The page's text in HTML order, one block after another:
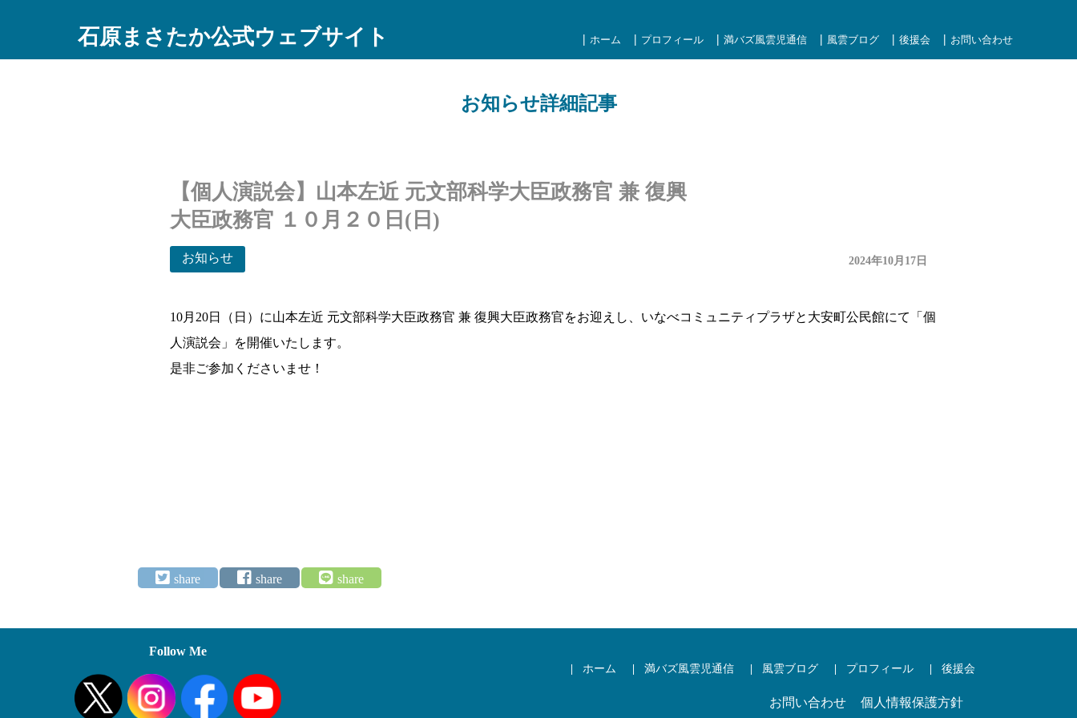
石原まさたか公式ウェブサイト ホーム プロフィール 満バズ風雲児通信 風雲ブログ 後援会 お問い合わせ
お知らせ詳細記事
【個人演説会】山本左近 元文部科学大臣政務官 兼 復興
大臣政務官 １０月２０日(日)
お知らせ 2024年10月17日
10月20日（日）に山本左近 元文部科学大臣政務官 兼 復興大臣政務官をお迎えし、いなべコミュニティプラザと大安町公民館にて「個
人演説会」を開催いたします。
是非ご参加くださいませ！
Follow Me
ホーム 満バズ風雲児通信 風雲ブログ プロフィール 後援会
お問い合わせ 個人情報保護方針